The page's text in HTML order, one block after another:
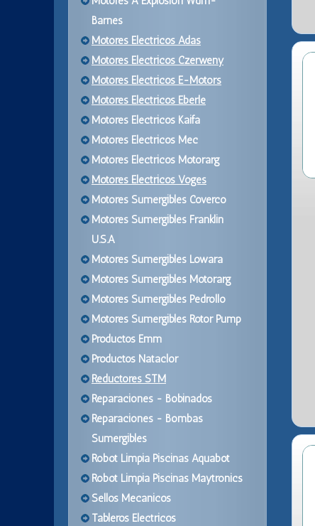
Barnes
Motores Electricos Adas
Motores Electricos Czerweny
Motores Electricos E-Motors
Motores Electricos Eberle
Motores Electricos Kaifa
Motores Electricos Mec
Motores Electricos Motorarg
Motores Electricos Voges
Motores Sumergibles Coverco
Motores Sumergibles Franklin
U.S.A
Motores Sumergibles Lowara
Motores Sumergibles Motorarg
Motores Sumergibles Pedrollo
Motores Sumergibles Rotor Pump
Productos Emm
Productos Nataclor
Reductores STM
Reparaciones - Bobinados
Reparaciones - Bombas
Sumergibles
Robot Limpia Piscinas Aquabot
Robot Limpia Piscinas Maytronics
Sellos Mecanicos
Tableros Electricos